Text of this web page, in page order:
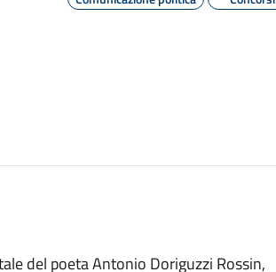
del poeta Antonio Doriguzzi Rossin,